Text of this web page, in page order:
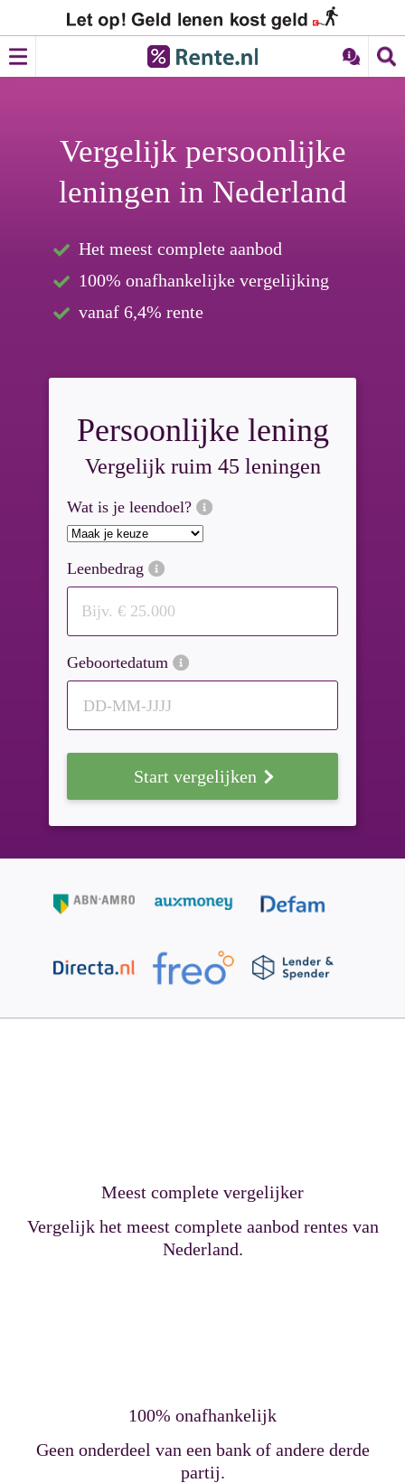
Vergelijk persoonlijke
leningen in Nederland
Het meest complete aanbod
100% onafhankelijke vergelijking
vanaf 6,4% rente
Persoonlijke lening
Vergelijk ruim 45 leningen
Wat is je leendoel?
Leenbedrag
Geboortedatum
DD-MM-JJJJ
Start vergelijken
Meest complete vergelijker
Vergelijk het meest complete aanbod rentes van
Nederland.
100% onafhankelijk
Geen onderdeel van een bank of andere derde
partij.